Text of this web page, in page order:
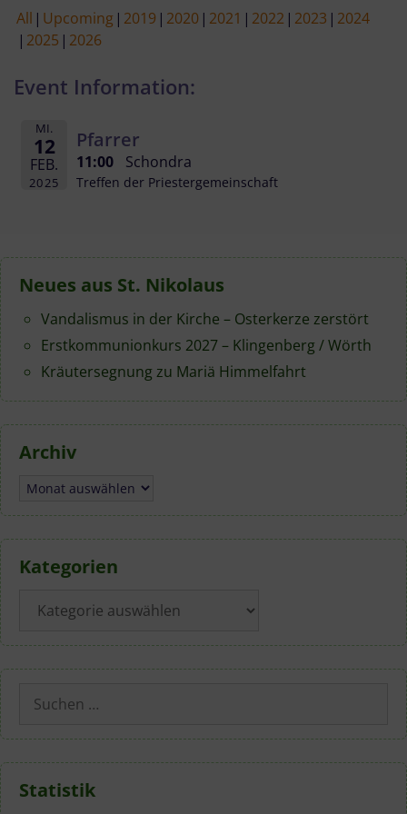
All Upcoming 2019 2020 2021 2022 2023 2024
2025 2026
Event Information:
MI.
12
FEB.
2025
Pfarrer
11:00 Schondra
Treffen der Priestergemeinschaft
Neues aus St. Nikolaus
Vandalismus in der Kirche – Osterkerze zerstört
Erstkommunionkurs 2027 – Klingenberg / Wörth
Kräutersegnung zu Mariä Himmelfahrt
Archiv
Archiv
Kategorien
Suchen
nach:
Statistik